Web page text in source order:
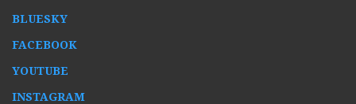
BLUESKY
FACEBOOK
YOUTUBE
INSTAGRAM